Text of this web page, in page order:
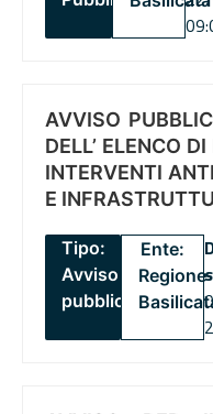
AVVISO
DELL’ ELENCO
INTERVENTI
E
Tipo:
Avviso
pubblico
Ente:
Regione